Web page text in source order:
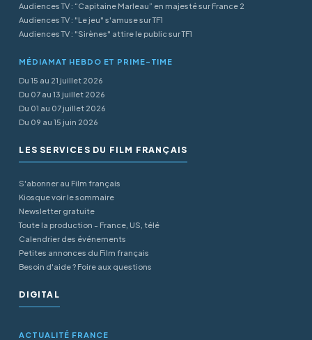
Audiences TV : “Capitaine Marleau” en majesté sur France 2
Audiences TV : "Le jeu" s'amuse sur TF1
Audiences TV : "Sirènes" attire le public sur TF1
MÉDIAMAT HEBDO ET PRIME-TIME
Du 15 au 21 juillet 2026
Du 07 au 13 juillet 2026
Du 01 au 07 juillet 2026
Du 09 au 15 juin 2026
LES SERVICES DU FILM FRANÇAIS
S'abonner au Film français
Kiosque voir le sommaire
Newsletter gratuite
Toute la production - France, US, télé
Calendrier des événements
Petites annonces du Film français
Besoin d'aide ? Foire aux questions
DIGITAL
ACTUALITÉ FRANCE